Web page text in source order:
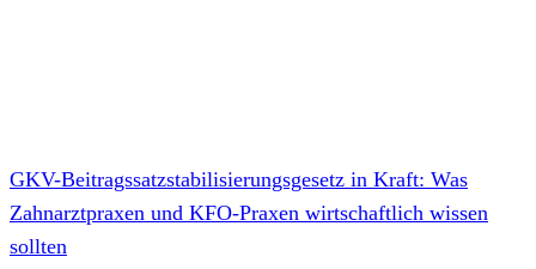
GKV-Beitragssatzstabilisierungsgesetz in Kraft: Was
Zahnarztpraxen und KFO-Praxen wirtschaftlich wissen
sollten